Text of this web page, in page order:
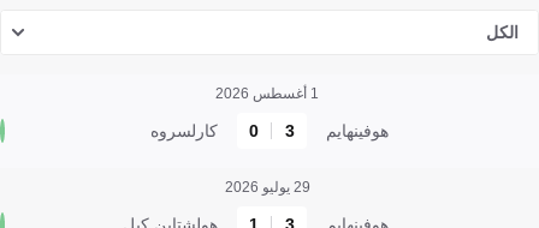
الكل
1 أغسطس 2026
هوفينهايم 3
0 كارلسروه
29 يوليو 2026